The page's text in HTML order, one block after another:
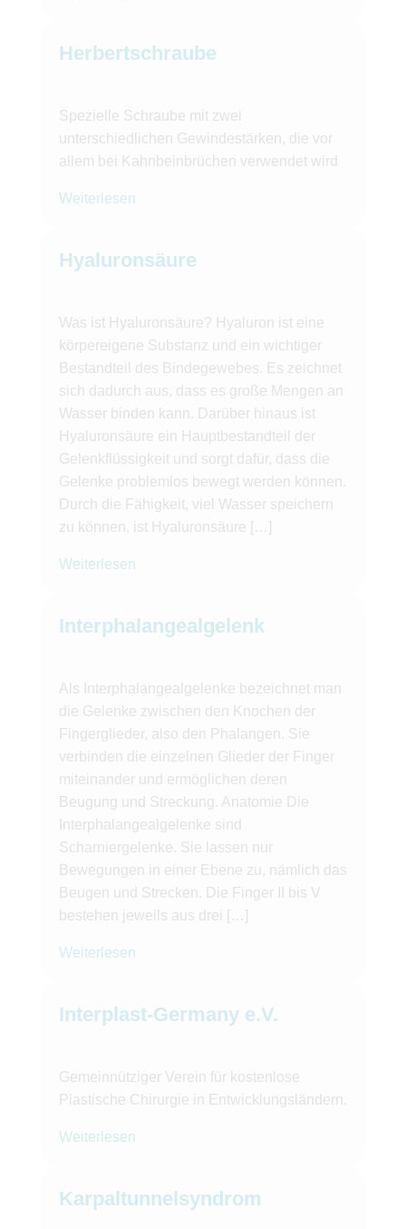
Herbertschraube
Spezielle Schraube mit zwei
unterschiedlichen Gewindestärken, die vor
allem bei Kahnbeinbrüchen verwendet wird
Weiterlesen
Hyaluronsäure
Was ist Hyaluronsäure? Hyaluron ist eine
körpereigene Substanz und ein wichtiger
Bestandteil des Bindegewebes. Es zeichnet
sich dadurch aus, dass es große Mengen an
Wasser binden kann. Darüber hinaus ist
Hyaluronsäure ein Hauptbestandteil der
Gelenkflüssigkeit und sorgt dafür, dass die
Gelenke problemlos bewegt werden können.
Durch die Fähigkeit, viel Wasser speichern
zu können, ist Hyaluronsäure […]
Weiterlesen
Interphalangealgelenk
Als Interphalangealgelenke bezeichnet man
die Gelenke zwischen den Knochen der
Fingerglieder, also den Phalangen. Sie
verbinden die einzelnen Glieder der Finger
miteinander und ermöglichen deren
Beugung und Streckung. Anatomie Die
Interphalangealgelenke sind
Scharniergelenke. Sie lassen nur
Bewegungen in einer Ebene zu, nämlich das
Beugen und Strecken. Die Finger II bis V
bestehen jeweils aus drei […]
Weiterlesen
Interplast-Germany e.V.
Gemeinnütziger Verein für kostenlose
Plastische Chirurgie in Entwicklungsländern.
Weiterlesen
Karpaltunnelsyndrom